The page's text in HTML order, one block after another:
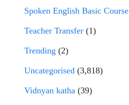
Spoken English Basic Course
Teacher Transfer (1)
Trending (2)
Uncategorised (3,818)
Vidnyan katha (39)